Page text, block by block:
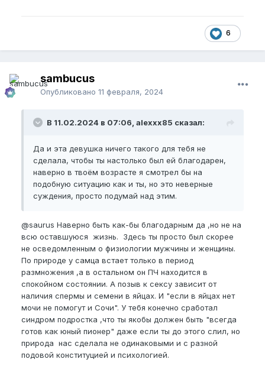
обнимаемся и я понимаю, что вот оно, это тот день
когда я наконец-то потрахаюсь нормально, я
чувствовал что он стоит как будто я на улице, и в
нет это было бы не интересно, я решил СХОДИТЬ В
по итогу придя из магазина, в тот прекрасный
пасмурный осений день с хуевой погодой, я все
таки сделал это, словами не передать всю
радость которую я тогда испытал…
Было это всего 4 месяца назад, но кажется что
того раза у меня никогда не было проблем,
наоборот оказывается мне нужно много секса
пхпхп…
И вот как же быстро растут потребности
человека, еще 4 месяца назад я мечтал заняться
сексом, а сегодня у меня уже в планах увеличить
октябрь, это был очень тяжелый месяц морально, я
думал что я импотент но одновременно с этим я
очень сильно привязался к ней и думал боже как
сильно девка пытается мне помочь, влюбился как
6
sambucus
Опубликовано 11 февраля, 2024
В 11.02.2024 в 07:06, alexxx85 сказал:
Да и эта девушка ничего такого для тебя не
сделала, чтобы ты настолько был ей благодарен,
наверно в твоём возрасте я смотрел бы на
подобную ситуацию как и ты, но это неверные
суждения, просто подумай над этим.
@saurus Наверно быть как-бы благодарным да ,но не на
всю оставшуюся жизнь. Здесь ты просто был скорее
не осведомленным о физиологии мужчины и женщины.
По природе у самца встает только в период
размножения ,а в остальном он ПЧ находится в
спокойном состоянии. А позыв к сексу зависит от
наличия спермы и семени в яйцах. И "если в яйцах нет
мочи не помогут и Сочи". У тебя конечно сработал
синдром подростка ,что ты якобы должен быть "всегда
готов как юный пионер" даже если ты до этого слил, но
природа нас сделала не одинаковыми и с разной
подовой конституцией и психологией.